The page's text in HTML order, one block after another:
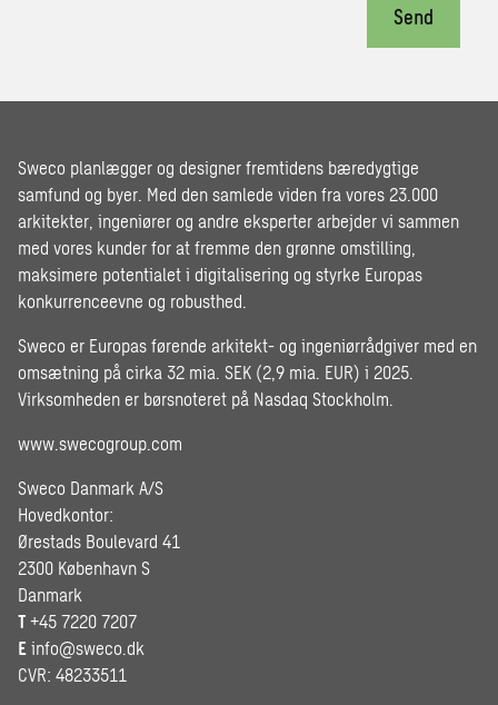
Send
Sweco planlægger og designer fremtidens bæredygtige
samfund og byer. Med den samlede viden fra vores 23.000
arkitekter, ingeniører og andre eksperter arbejder vi sammen
med vores kunder for at fremme den grønne omstilling,
maksimere potentialet i digitalisering og styrke Europas
konkurrenceevne og robusthed.
Sweco er Europas førende arkitekt- og ingeniørrådgiver med en
omsætning på cirka 32 mia. SEK (2,9 mia. EUR) i 2025.
Virksomheden er børsnoteret på Nasdaq Stockholm.
www.swecogroup.com
Sweco Danmark A/S
Hovedkontor:
Ørestads Boulevard 41
2300 København S
Danmark
T +45 7220 7207
E info@sweco.dk
CVR: 48233511